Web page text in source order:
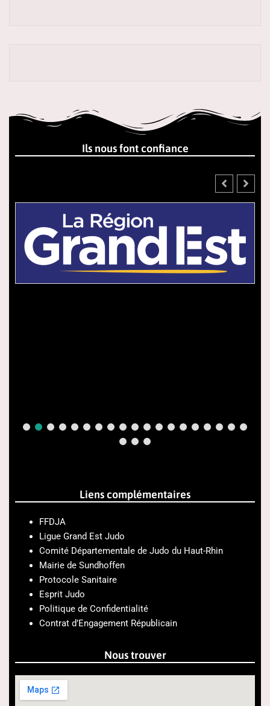
Ils nous font confiance
Liens complémentaires
FFDJA
Ligue Grand Est Judo
Comité Départementale de Judo du Haut-Rhin
Mairie de Sundhoffen
Protocole Sanitaire
Esprit Judo
Politique de Confidentialité
Contrat d’Engagement Républicain
Nous trouver